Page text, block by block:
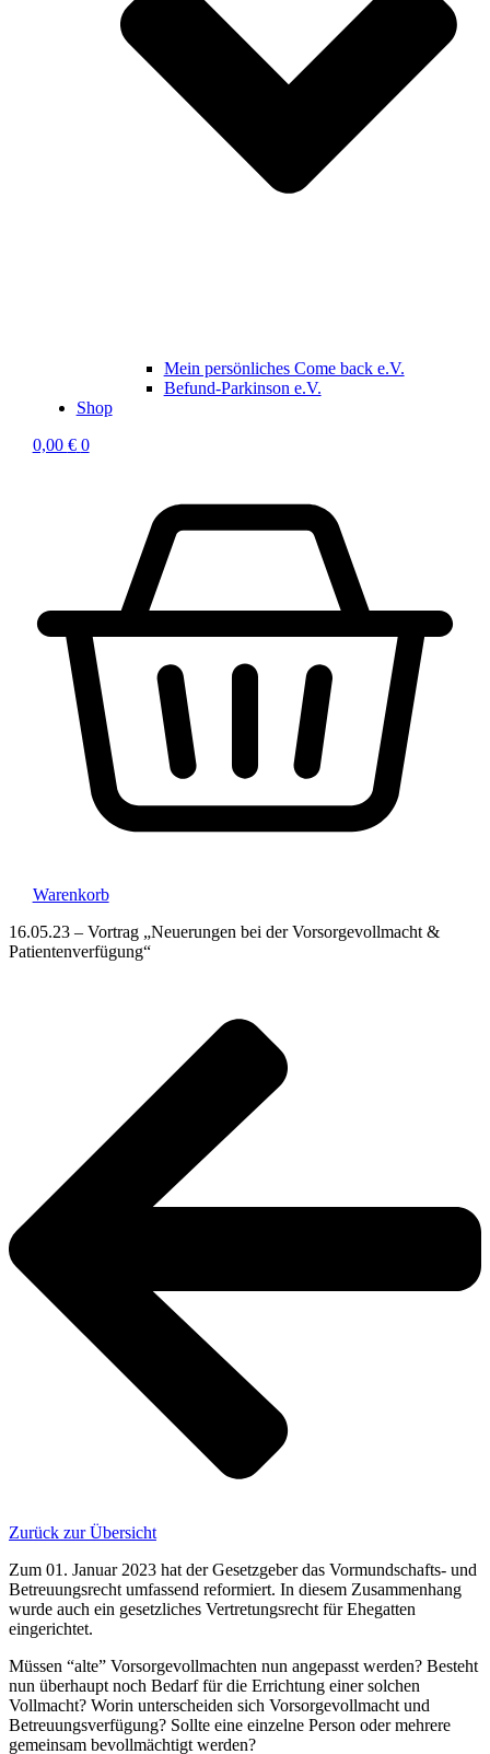
Mein persönliches Come back e.V.
Befund-Parkinson e.V.
Shop
0,00 € 0
Warenkorb
16.05.23 – Vortrag „Neuerungen bei der Vorsorgevollmacht &
Patientenverfügung“
Zurück zur Übersicht
Zum 01. Januar 2023 hat der Gesetzgeber das Vormundschafts- und
Betreuungsrecht umfassend reformiert. In diesem Zusammenhang
wurde auch ein gesetzliches Vertretungsrecht für Ehegatten
eingerichtet.
Müssen “alte” Vorsorgevollmachten nun angepasst werden? Besteht
nun überhaupt noch Bedarf für die Errichtung einer solchen
Vollmacht? Worin unterscheiden sich Vorsorgevollmacht und
Betreuungsverfügung? Sollte eine einzelne Person oder mehrere
gemeinsam bevollmächtigt werden?